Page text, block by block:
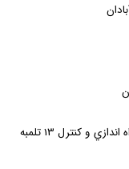
احداث اولين شبكه راديويي براي راه اندازي و كنترل 13 تلمبه